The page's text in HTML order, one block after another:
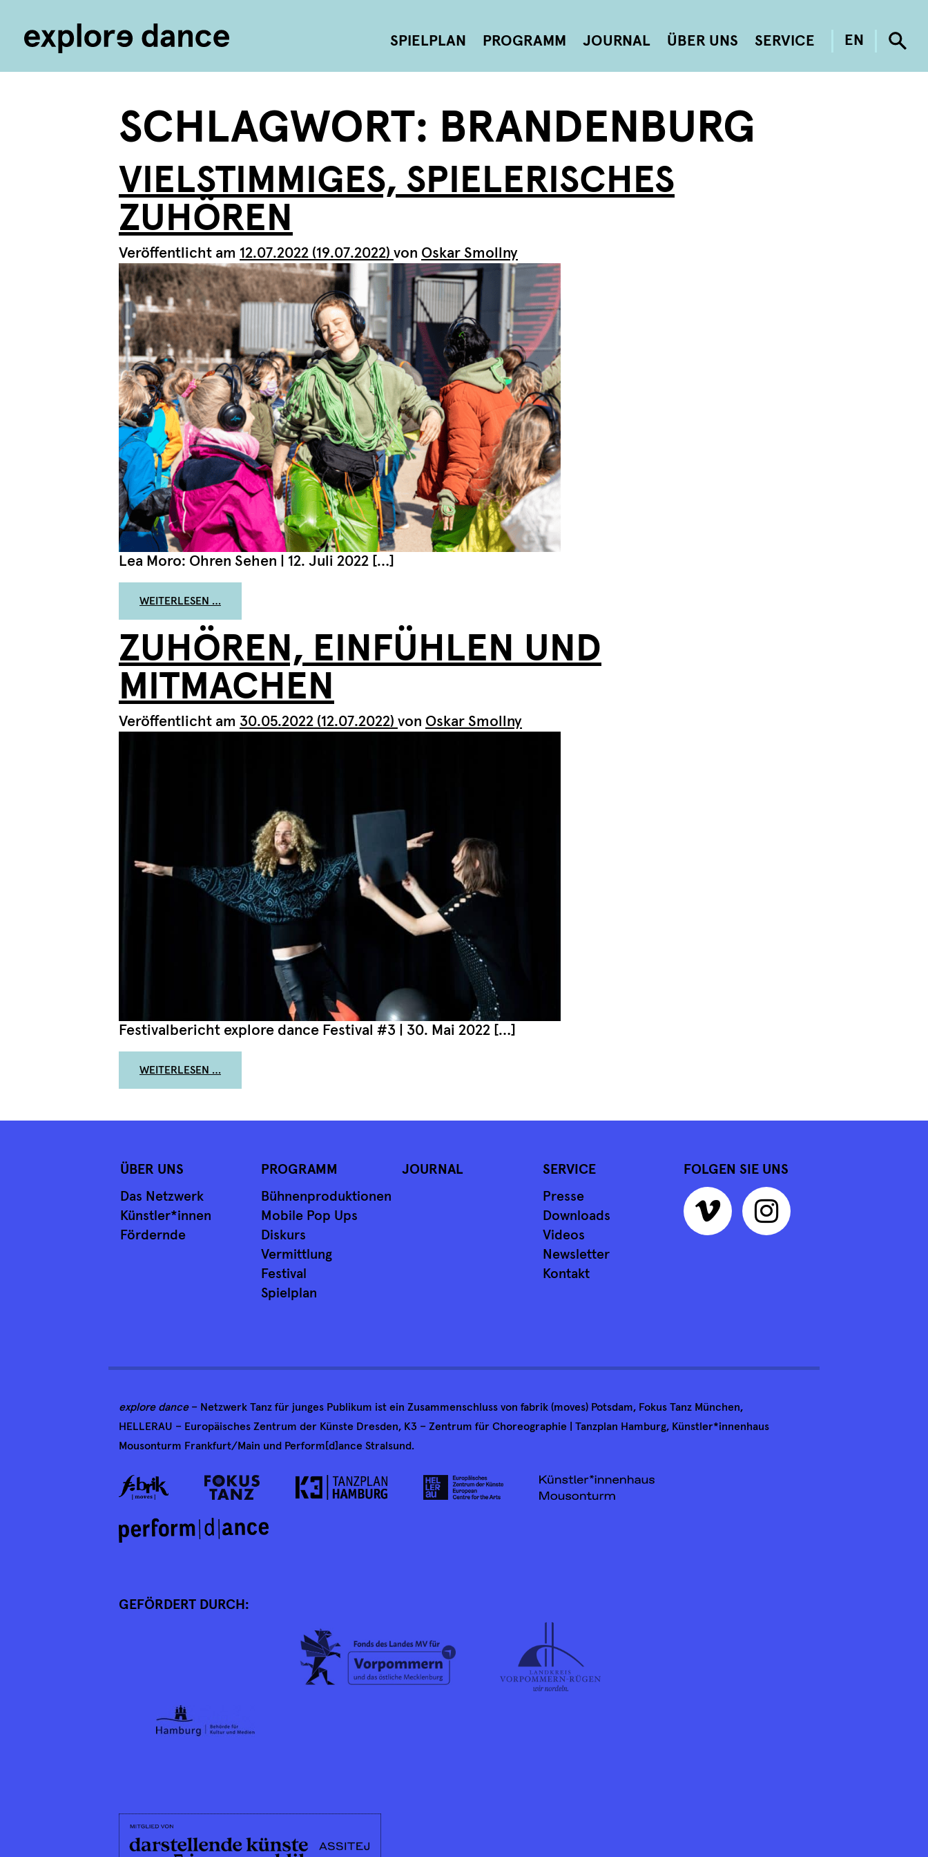
SPIELPLAN PROGRAMM JOURNAL ÜBER UNS SERVICE EN
SCHLAGWORT: BRANDENBURG
VIELSTIMMIGES, SPIELERISCHES
ZUHÖREN
Veröffentlicht am 12.07.2022 (19.07.2022) von Oskar Smollny
Lea Moro: Ohren Sehen | 12. Juli 2022 […]
WEITERLESEN …
ZUHÖREN, EINFÜHLEN UND
MITMACHEN
Veröffentlicht am 30.05.2022 (12.07.2022) von Oskar Smollny
Festivalbericht explore dance Festival #3 | 30. Mai 2022 […]
WEITERLESEN …
ÜBER UNS
Das Netzwerk
Künstler*innen
Fördernde
PROGRAMM
Bühnenproduktionen
Mobile Pop Ups
Diskurs
Vermittlung
Festival
Spielplan
JOURNAL
SERVICE
Presse
Downloads
Videos
Newsletter
Kontakt
FOLGEN SIE UNS
explore dance – Netzwerk Tanz für junges Publikum ist ein Zusammenschluss von fabrik (moves) Potsdam, Fokus Tanz München,
HELLERAU – Europäisches Zentrum der Künste Dresden, K3 – Zentrum für Choreographie | Tanzplan Hamburg, Künstler*innenhaus
Mousonturm Frankfurt/Main und Perform[d]ance Stralsund.
GEFÖRDERT DURCH: